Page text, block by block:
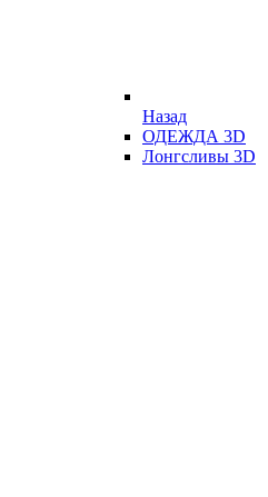
Назад
ОДЕЖДА 3D
Лонгсливы 3D